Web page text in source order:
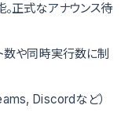
。正式なアナウンス待
数や同時実行数に制
Discordなど）